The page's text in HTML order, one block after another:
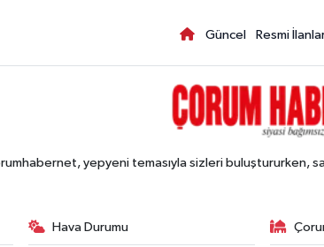
Güncel Resmi
yepyeni temasıyla sizleri buluştururken,
Hava Durumu